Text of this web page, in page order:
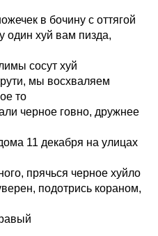
в бочину с оттягой
один хуй вам пизда,
сосут хуй
мы восхваляем
то
черное говно, дружнее
11 декабря на улицах
прячься черное хуйло
подотрись кораном,